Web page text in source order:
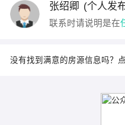
张绍卿 (个人发
联系时请说明是在
没有找到满意的房源信息吗？